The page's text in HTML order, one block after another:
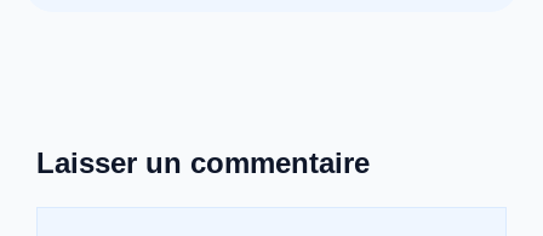
Laisser un commentaire